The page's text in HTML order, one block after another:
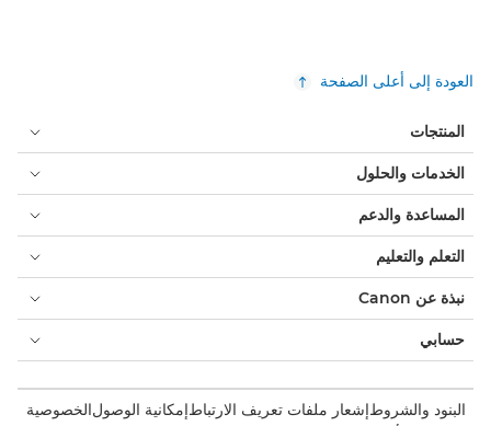
العودة إلى أعلى الصفحة
المنتجات
الخدمات والحلول
المساعدة والدعم
التعلم والتعليم
نبذة عن Canon
حسابي
البنود والشروطإشعار ملفات تعريف الارتباطإمكانية الوصولالخصوصية